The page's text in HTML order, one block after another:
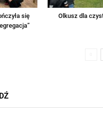
się
Olkusz dla